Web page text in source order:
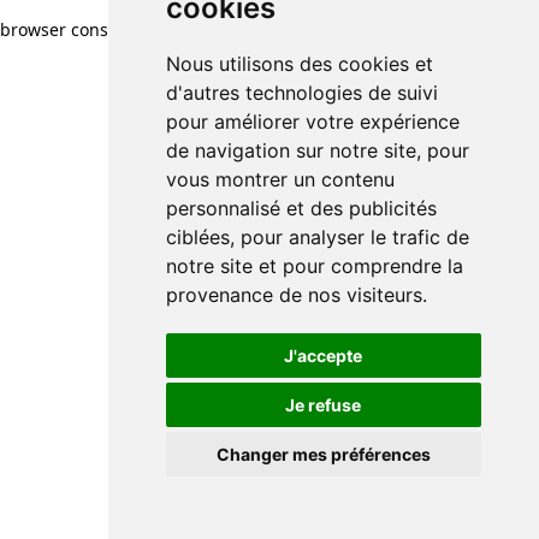
cookies
Nous utilisons des cookies et
d'autres technologies de suivi
pour améliorer votre expérience
de navigation sur notre site, pour
vous montrer un contenu
personnalisé et des publicités
ciblées, pour analyser le trafic de
notre site et pour comprendre la
provenance de nos visiteurs.
J'accepte
Je refuse
Changer mes préférences
cookies
Nous utilisons des cookies et
d'autres technologies de suivi
pour améliorer votre expérience
de navigation sur notre site, pour
vous montrer un contenu
personnalisé et des publicités
ciblées, pour analyser le trafic de
notre site et pour comprendre la
provenance de nos visiteurs.
J'accepte
Je refuse
Changer mes préférences
browser console for more information)